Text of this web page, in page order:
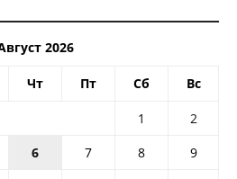
2026
Чт Пт Сб Вс
1
2
6 7 8
9